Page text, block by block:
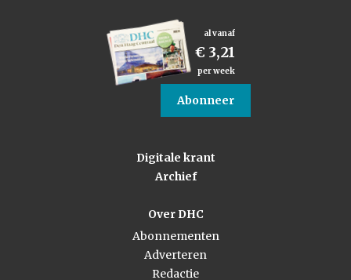
al vanaf
€ 3,21
per week
Abonneer
Digitale krant
Archief
Over DHC
Abonnementen
Adverteren
Redactie